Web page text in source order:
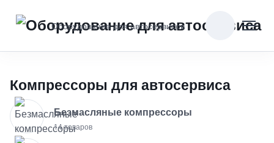
Оборудование для автосервисов
Компрессоры для автосервиса
Безмасляные компрессоры
14 товаров